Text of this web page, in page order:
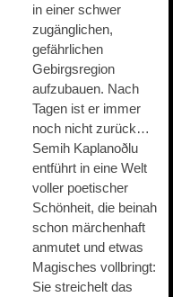
in einer schwer
zugänglichen,
gefährlichen
Gebirgsregion
aufzubauen. Nach
Tagen ist er immer
noch nicht zurück…
Semih Kaplanoðlu
entführt in eine Welt
voller poetischer
Schönheit, die beinah
schon märchenhaft
anmutet und etwas
Magisches vollbringt:
Sie streichelt das